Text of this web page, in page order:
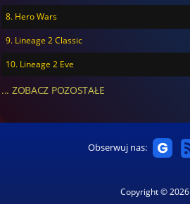
8. Hero Wars
9. Lineage 2 Classic
10. Lineage 2 Eve
... ZOBACZ POZOSTAŁE
Obserwuj nas:
Copyright © 2026